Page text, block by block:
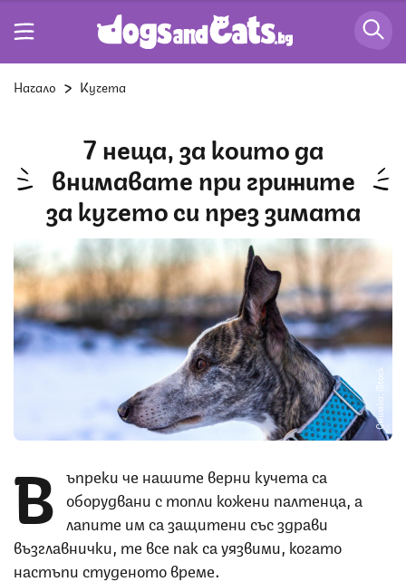
Начало Кучета
7 неща, за които да
внимавате при грижите
за кучето си през зимата
Снимка: iStock
В ъпреки че нашите верни кучета са
оборудвани с топли кожени палтенца, а
лапите им са защитени със здрави
възглавнички, те все пак са уязвими, когато
настъпи студеното време.